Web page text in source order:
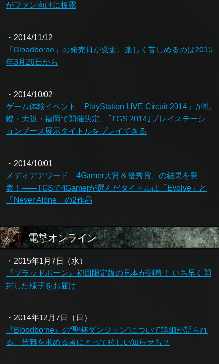
がファン向けに披露
・2014/11/12
「Bloodborne」の発売日が変更。楽しく苦しめるのは2015
年3月26日から
・2014/10/02
ゲーム体験イベント「PlayStation LIVE Circuit 2014」が札
幌・大阪・福岡で開催決定。｢TGS 2014｣プレイステーシ
ョンブース展示タイトルをプレイできる
・2014/10/01
メディアアワード「4Gamer大賞＆優秀賞」の結果を発
表！――TGSで4Gamerが選んだタイトルは「Evolve」と
「Never Alone」の2作品
電撃オンライン
・2015年1月7日（水）
『ブラッドボーン』初回限定版の見本が到着！ いち早く開
封した様子をお届け
・2014年12月7日（日）
『Bloodborne』の“聖杯ダンジョン”について詳細が語られ
る。苦難を求める者にとって嬉しい知らせも？